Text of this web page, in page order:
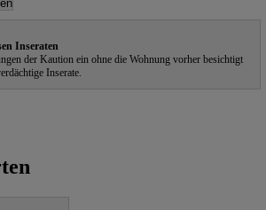
Inseraten
der Kaution ein ohne die Wohnung vorher besichtigt
Inserate.